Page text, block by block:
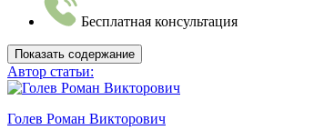
Бесплатная консультация
Показать содержание
Автор статьи:
Голев Роман Викторович